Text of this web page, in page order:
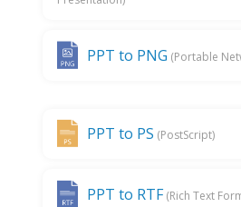
PPT to PNG (Portable
PPT to PS (PostScript)
PPT to RTF (Rich Text